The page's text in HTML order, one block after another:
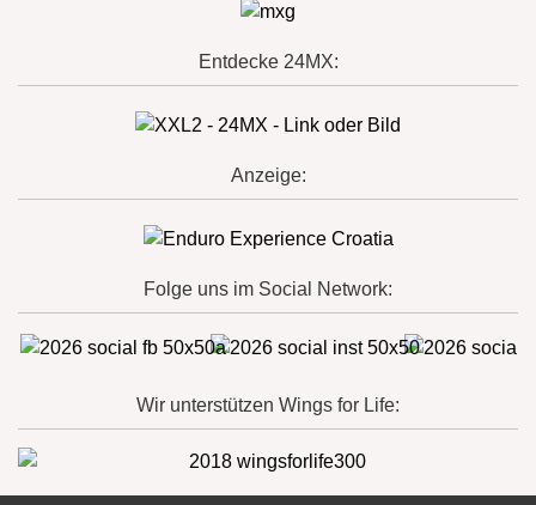
Entdecke 24MX:
Anzeige:
Folge uns im Social Network:
Wir unterstützen Wings for Life: